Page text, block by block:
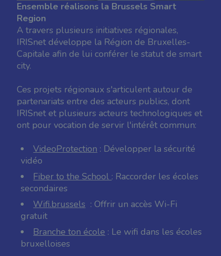
Ensemble réalisons la Brussels Smart
Region
A travers plusieurs initiatives régionales,
IRISnet développe la Région de Bruxelles-
Capitale afin de lui conférer le statut de smart
city.
Ces projets régionaux s'articulent autour de
partenariats entre des acteurs publics, dont
IRISnet et plusieurs acteurs technologiques et
ont pour vocation de servir l'intérêt commun:
VideoProtection : Développer la sécurité
vidéo
Fiber to the School : Raccorder les écoles
secondaires
Wifi.brussels : Offrir un accès Wi-Fi
gratuit
Branche ton école : Le wifi dans les écoles
bruxelloises